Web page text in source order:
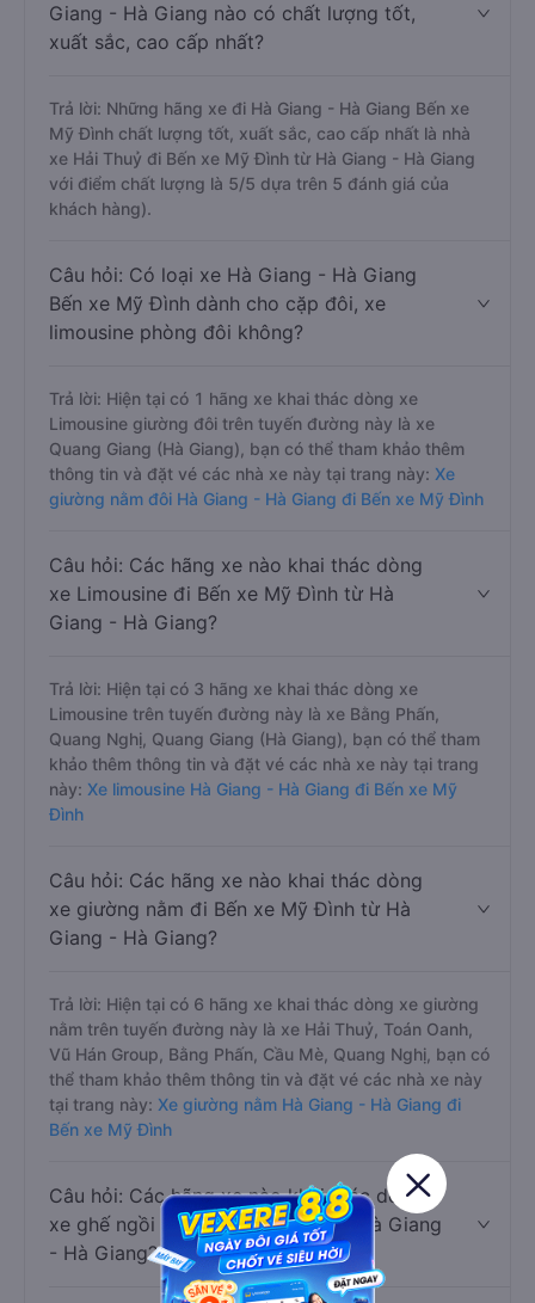
Giang - Hà Giang nào có chất lượng tốt,
xuất sắc, cao cấp nhất?
Trả lời: Những hãng xe đi Hà Giang - Hà Giang Bến xe
Mỹ Đình chất lượng tốt, xuất sắc, cao cấp nhất là nhà
xe Hải Thuỷ đi Bến xe Mỹ Đình từ Hà Giang - Hà Giang
với điểm chất lượng là 5/5 dựa trên 5 đánh giá của
khách hàng).
Câu hỏi: Có loại xe Hà Giang - Hà Giang
Bến xe Mỹ Đình dành cho cặp đôi, xe
limousine phòng đôi không?
Trả lời: Hiện tại có 1 hãng xe khai thác dòng xe
Limousine giường đôi trên tuyến đường này là xe
Quang Giang (Hà Giang), bạn có thể tham khảo thêm
thông tin và đặt vé các nhà xe này tại trang này: Xe
giường nằm đôi Hà Giang - Hà Giang đi Bến xe Mỹ Đình
Câu hỏi: Các hãng xe nào khai thác dòng
xe Limousine đi Bến xe Mỹ Đình từ Hà
Giang - Hà Giang?
Trả lời: Hiện tại có 3 hãng xe khai thác dòng xe
Limousine trên tuyến đường này là xe Bằng Phấn,
Quang Nghị, Quang Giang (Hà Giang), bạn có thể tham
khảo thêm thông tin và đặt vé các nhà xe này tại trang
này: Xe limousine Hà Giang - Hà Giang đi Bến xe Mỹ
Đình
Câu hỏi: Các hãng xe nào khai thác dòng
xe giường nằm đi Bến xe Mỹ Đình từ Hà
Giang - Hà Giang?
Trả lời: Hiện tại có 6 hãng xe khai thác dòng xe giường
nằm trên tuyến đường này là xe Hải Thuỷ, Toán Oanh,
Vũ Hán Group, Bằng Phấn, Cầu Mè, Quang Nghị, bạn có
thể tham khảo thêm thông tin và đặt vé các nhà xe này
tại trang này: Xe giường nằm Hà Giang - Hà Giang đi
Bến xe Mỹ Đình
Câu hỏi: Các hãng xe nào khai thác dòng
xe ghế ngồi đi Bến xe Mỹ Đình từ Hà Giang
- Hà Giang?